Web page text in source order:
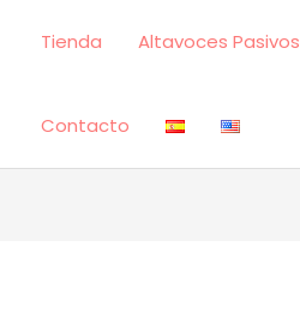
Tienda Altavoces Pasivos
Contacto